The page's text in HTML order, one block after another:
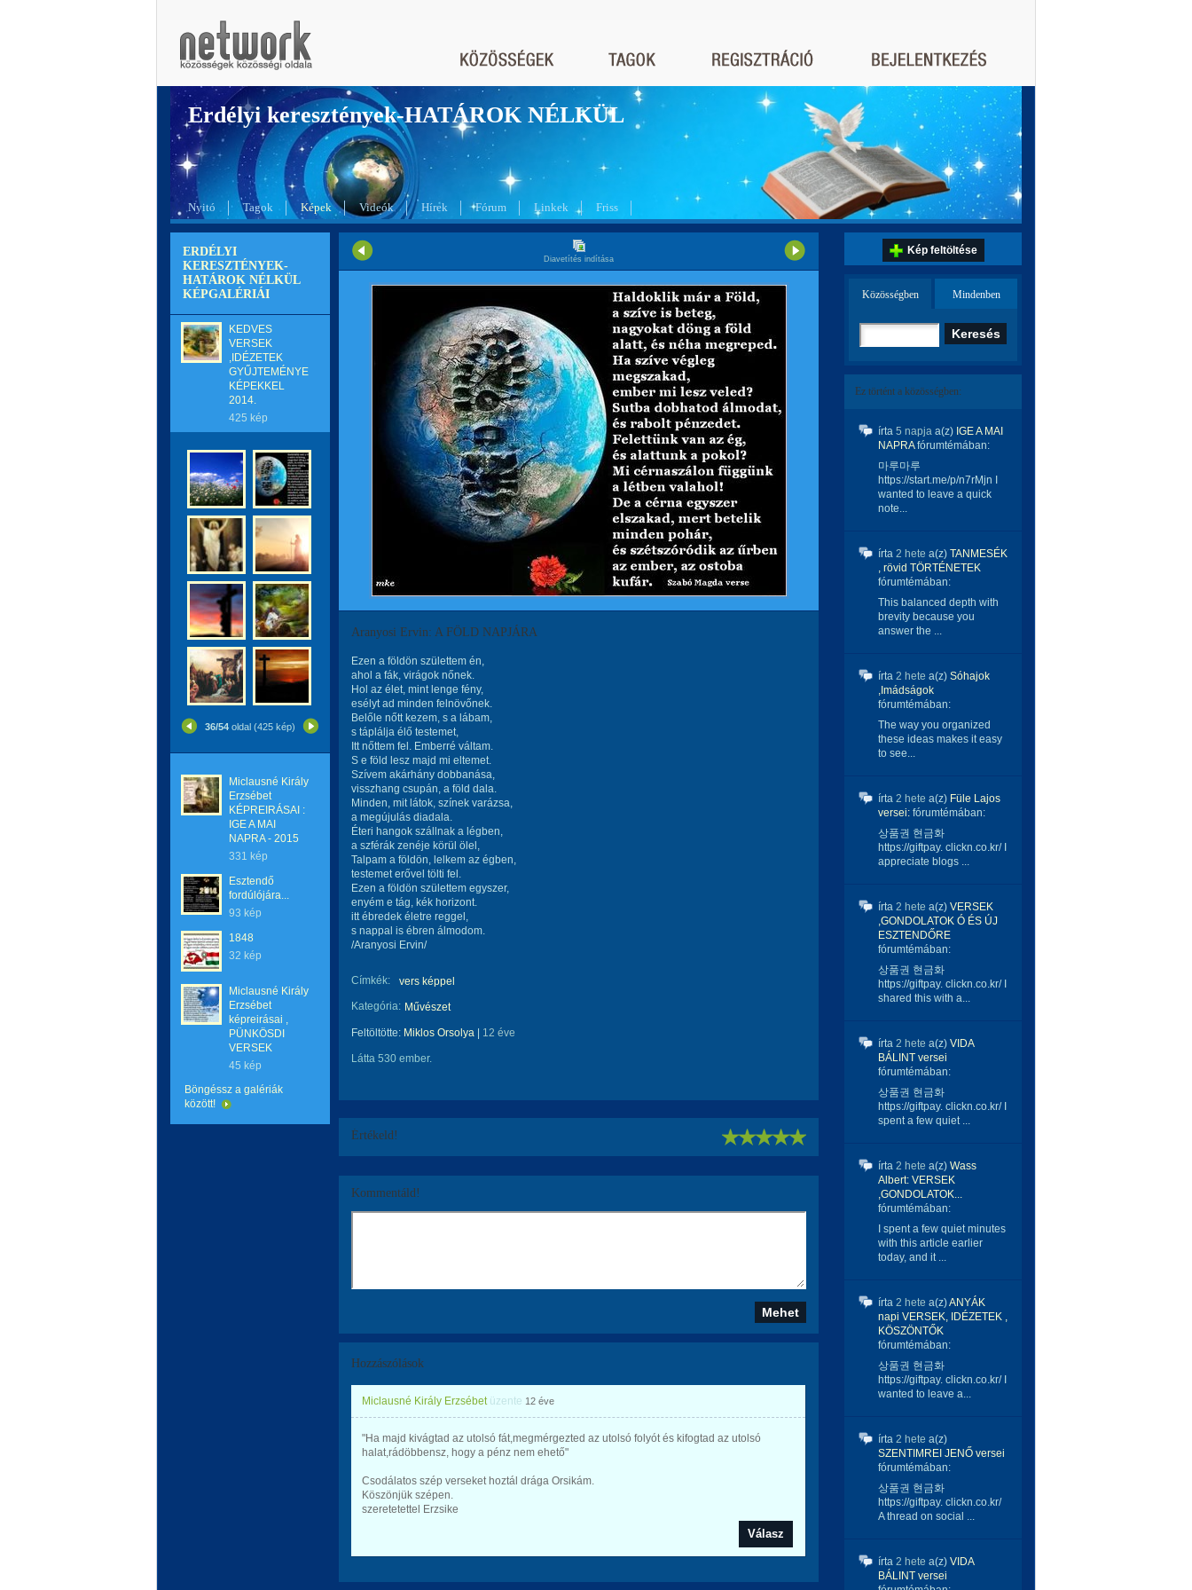
Erdélyi keresztények-HATÁROK NÉLKÜL
Nyitó Tagok Képek Videók Hírek Fórum Linkek Friss
ERDÉLYI
KERESZTÉNYEK-
HATÁROK NÉLKÜL
KÉPGALÉRIÁI
KEDVES
VERSEK
,IDÉZETEK
GYŰJTEMÉNYE
KÉPEKKEL
2014.
425 kép
36/54 oldal (425 kép)
Miclausné Király
Erzsébet
KÉPREIRÁSAI :
IGE A MAI
NAPRA - 2015
331 kép
Esztendő
fordúlójára...
93 kép
1848
32 kép
Miclausné Király
Erzsébet
képreirásai ,
PÜNKÖSDI
VERSEK
45 kép
Böngéssz a galériák
között!
Diavetítés indítása
Aranyosi Ervin: A FÖLD NAPJÁRA
Ezen a földön születtem én,
ahol a fák, virágok nőnek.
Hol az élet, mint lenge fény,
esélyt ad minden felnövőnek.
Belőle nőtt kezem, s a lábam,
s táplálja élő testemet,
Itt nőttem fel. Emberré váltam.
S e föld lesz majd mi eltemet.
Szívem akárhány dobbanása,
visszhang csupán, a föld dala.
Minden, mit látok, színek varázsa,
a megújulás diadala.
Éteri hangok szállnak a légben,
a szférák zenéje körül ölel,
Talpam a földön, lelkem az égben,
testemet erővel tölti fel.
Ezen a földön születtem egyszer,
enyém e tág, kék horizont.
itt ébredek életre reggel,
s nappal is ébren álmodom.
/Aranyosi Ervin/
Címkék:
vers képpel
Kategória: Művészet
Feltöltötte: Miklos Orsolya 12 éve
Látta 530 ember.
Értékeld!
Kommentáld!
Hozzászólások
Miclausné Király Erzsébetüzente 12 éve
"Ha majd kivágtad az utolsó fát,megmérgezted az utolsó folyót és kifogtad az utolsó
halat,rádöbbensz, hogy a pénz nem ehető"
Csodálatos szép verseket hoztál drága Orsikám.
Köszönjük szépen.
szeretetettel Erzsike
Válasz
Kép feltöltése
Közösségben Mindenben
Ez történt a közösségben:
írta 5 napja a(z) IGE A MAI
NAPRAfórumtémában:
마루마루
https://start.me/p/n7rMjn I
wanted to leave a quick
note...
írta 2 hete a(z) TANMESÉK
, rövid TÖRTÉNETEK
fórumtémában:
This balanced depth with
brevity because you
answer the ...
írta 2 hete a(z) Sóhajok
,Imádságok
fórumtémában:
The way you organized
these ideas makes it easy
to see...
írta 2 hete a(z) Füle Lajos
versei: fórumtémában:
상품권 현금화
https://giftpay. clickn.co.kr/ I
appreciate blogs ...
írta 2 hete a(z) VERSEK
,GONDOLATOK Ó ÉS ÚJ
ESZTENDŐRE
fórumtémában:
상품권 현금화
https://giftpay. clickn.co.kr/ I
shared this with a...
írta 2 hete a(z) VIDA
BÁLINT versei
fórumtémában:
상품권 현금화
https://giftpay. clickn.co.kr/ I
spent a few quiet ...
írta 2 hete a(z) Wass
Albert: VERSEK
,GONDOLATOK...
fórumtémában:
I spent a few quiet minutes
with this article earlier
today, and it ...
írta 2 hete a(z)ANYÁK
napi VERSEK, IDÉZETEK ,
KÖSZÖNTŐK
fórumtémában:
상품권 현금화
https://giftpay. clickn.co.kr/ I
wanted to leave a...
írta 2 hete a(z)
SZENTIMREI JENŐ versei
fórumtémában:
상품권 현금화
https://giftpay. clickn.co.kr/
A thread on social ...
írta 2 hete a(z) VIDA
BÁLINT versei